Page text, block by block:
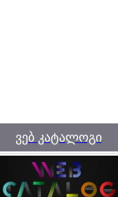
ვებ კატალოგი